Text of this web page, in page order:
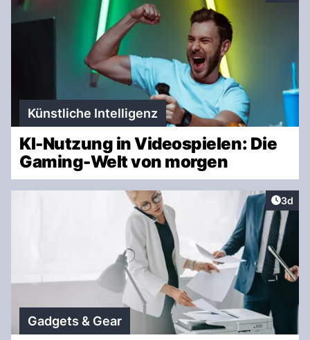
Künstliche Intelligenz
KI-Nutzung in Videospielen: Die
Gaming-Welt von morgen
3d
Gadgets & Gear